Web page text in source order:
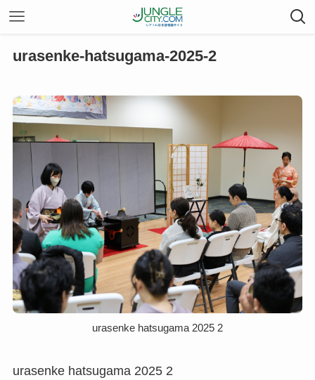
urasenke-hatsugama-2025-2
urasenke hatsugama 2025 2
urasenke hatsugama 2025 2